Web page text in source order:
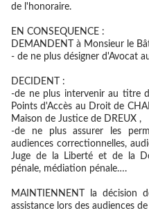
de l'honoraire.
EN CONSEQUENCE :
DEMANDENT à Monsieur le
- de ne plus désigner d'Avocat
DECIDENT :
-de ne plus intervenir au titre
Points d'Accès au Droit de
Maison de Justice de DREUX ,
-de ne plus assurer les
audiences correctionnelles,
Juge de la Liberté et de la
pénale, médiation pénale….
MAINTIENNENT la
assistance lors des audiences de